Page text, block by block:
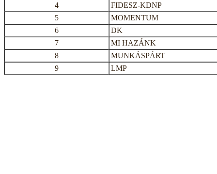
4
FIDESZ-KDNP
5
MOMENTUM
6
DK
7
MI HAZÁNK
8
MUNKÁSPÁRT
9
LMP